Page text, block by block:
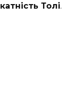
Толі.